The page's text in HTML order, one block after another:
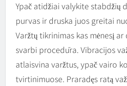
Ypač atidžiai valykite stabdžių
purvas ir druska juos greitai
Varžtų tikrinimas kas mėnesį
svarbi procedūra. Vibracijos
atlaisvina varžtus, ypač vairo
tvirtinimuose. Praradęs ratą